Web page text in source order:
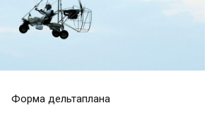
Форма дельтаплана